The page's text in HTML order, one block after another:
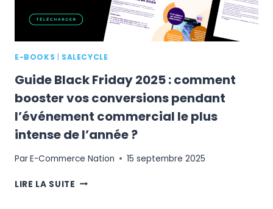
E-BOOKS SALECYCLE
Guide Black Friday 2025 : comment
booster vos conversions pendant
l’événement commercial le plus
intense de l’année ?
ParE-Commerce Nation 15 septembre 2025
LIRE LA SUITE GUIDE